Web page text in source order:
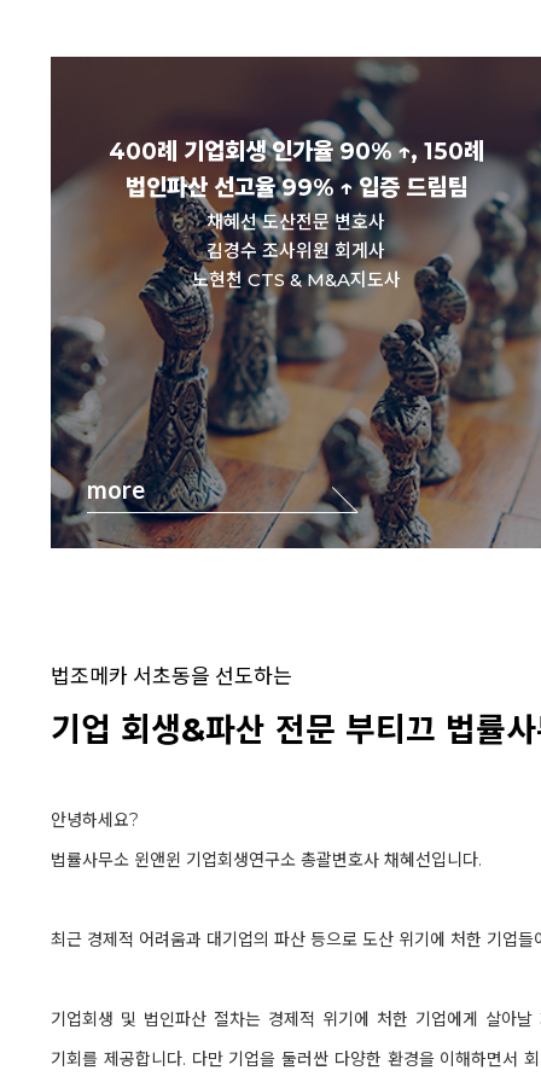
400례 기업회생 인가율 90% ↑, 150례
법인파산 선고율 99% ↑ 입증 드림팀
채혜선 도산전문 변호사
김경수 조사위원 회게사
노현천 CTS & M&A지도사
more
법조메카 서초동을 선도하는
기업 회생&파산 전문 부티끄 법
안녕하세요?
법률사무소 윈앤윈 기업회생연구소 총괄변호사 채혜선입니다.
최근 경제적 어려움과 대기업의 파산 등으로 도산 위기에 처한 기업들
기업회생 및 법인파산 절차는 경제적 위기에 처한 기업에게 살아
기회를 제공합니다. 다만 기업을 둘러싼 다양한 환경을 이해하면서